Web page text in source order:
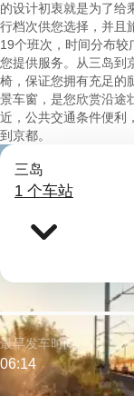
的设计初衷就是为了给
行档次供您选择，并且
19个班次，时间分布较
您提供服务。从三岛到
椅，保证您拥有充足的
景车窗，是您欣赏沿途
近，公共交通条件便利
到京都。
三岛
1 个车站
最早发车时间:
06:14